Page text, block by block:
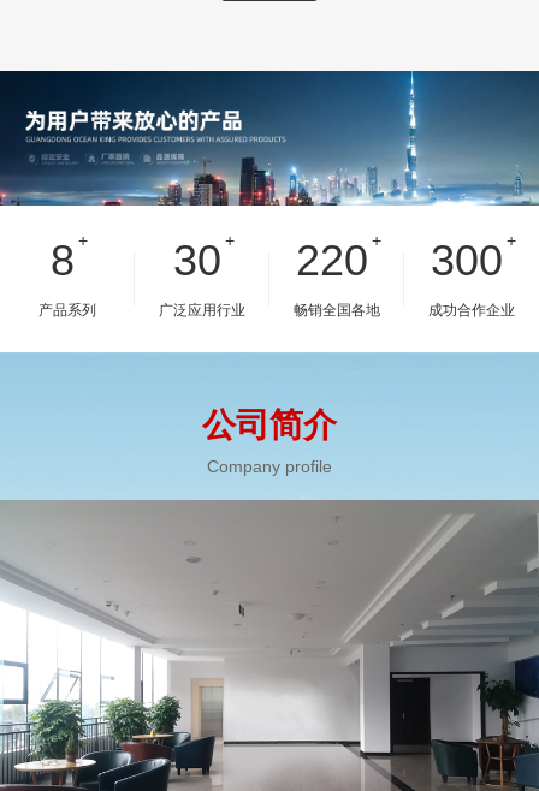
8 +
产品系列
30 +
广泛应用行业
220 +
畅销全国各地
300 +
成功合作企业
公司简介
Company profile